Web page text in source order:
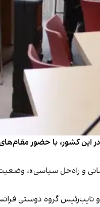
کشور، با حضور
«افغانستان ۲۰۲۶: وضعیت اضطراری
نایب‌رئیس گروه دوستی